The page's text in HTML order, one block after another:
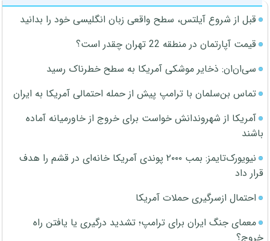
قبل از شروع آیلتس، سطح واقعی زبان انگلیسی خود را بدانید
قیمت آپارتمان در منطقه 22 تهران چقدر است؟
سی‌ان‌ان: ذخایر موشکی آمریکا به سطح خطرناک رسید
تماس بن‌سلمان با ترامپ پیش از حمله احتمالی آمریکا به ایران
آمریکا از شهروندانش خواست برای خروج از خاورمیانه آماده
باشند
نیویورک‌تایمز: بمب ۲۰۰۰ پوندی آمریکا خانه‌ای در قشم را هدف
قرار داد
احتمال ازسرگیری حملات آمریکا
معمای جنگ ایران برای ترامپ؛ تشدید درگیری یا یافتن راه
خروج؟